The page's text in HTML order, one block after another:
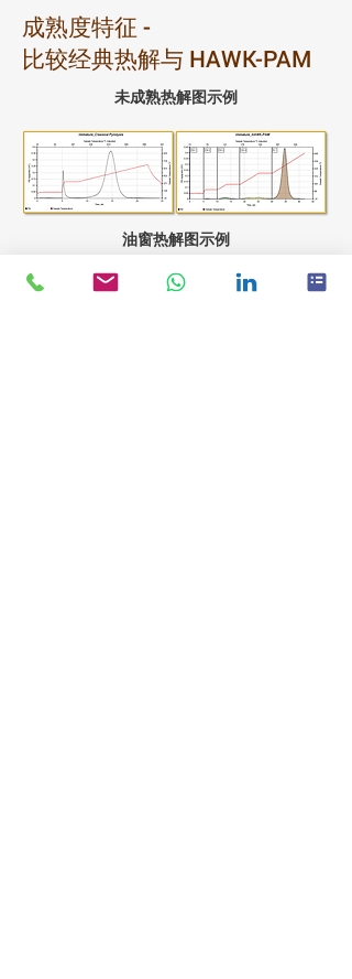
成熟度特征 -
比较经典热解与 HAWK-PAM
未成熟热解图示例
油窗热解图示例